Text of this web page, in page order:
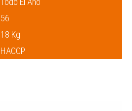
56
18 Kg
HACCP